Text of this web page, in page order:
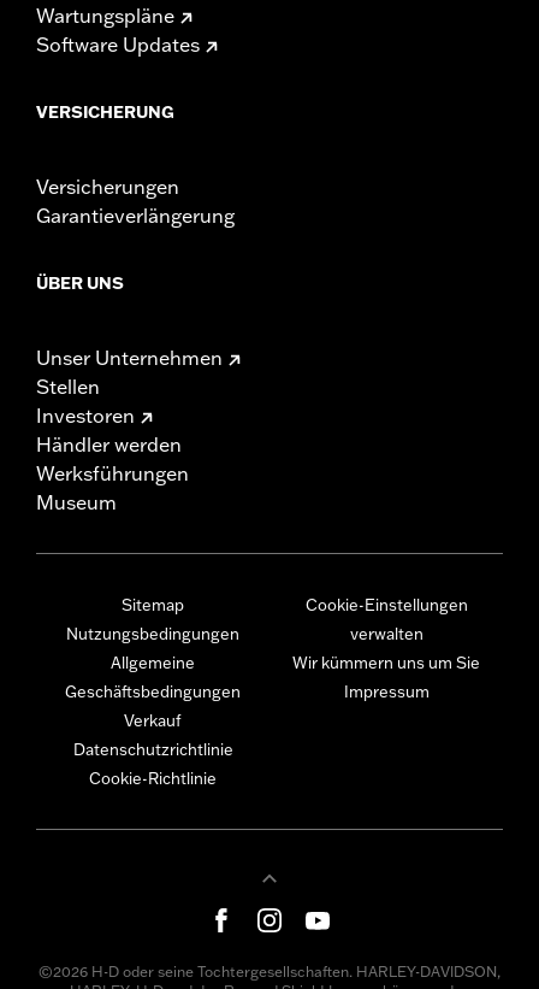
Wartungspläne
Software Updates
VERSICHERUNG
Versicherungen
Garantieverlängerung
ÜBER UNS
Unser Unternehmen
Stellen
Investoren
Händler werden
Werksführungen
Museum
Sitemap
Nutzungsbedingungen
Allgemeine
Geschäftsbedingungen
Verkauf
Datenschutzrichtlinie
Cookie-Richtlinie
Cookie-Einstellungen
verwalten
Wir kümmern uns um Sie
Impressum
©2026 H-D oder seine Tochtergesellschaften. HARLEY-DAVIDSON,